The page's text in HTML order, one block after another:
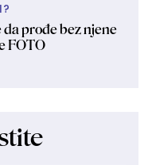
prođe bez njene
FOTO